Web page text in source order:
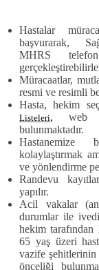
Hastalar
başvurarak,
MHRS
Müracaatlar,
resmi ve resimli
Hasta, hekim
Listeleri, web
bulunmaktadır.
Hastanemize
kolaylaştırmak
ve yönlendirme
Randevu
yapılır.
Acil vakalar
durumlar ile
hekim
65 yaş üzeri
vazife
önceliği